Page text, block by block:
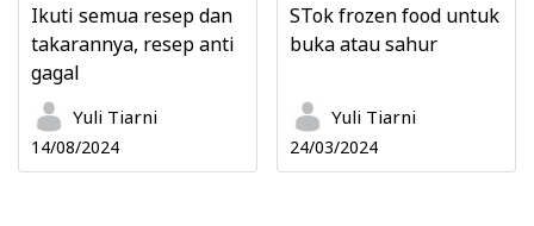
Ikuti semua resep dan
takarannya, resep anti
gagal
Yuli Tiarni
14/08/2024
STok frozen food untuk
buka atau sahur
Yuli Tiarni
24/03/2024